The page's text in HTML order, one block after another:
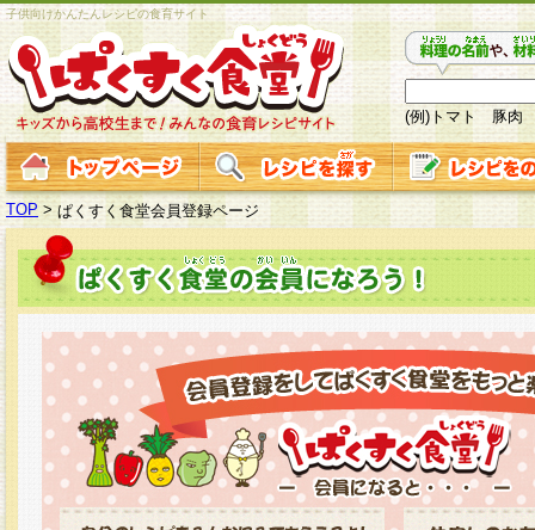
子供向けかんたんレシピの食育サイト
(例)トマト 豚肉
TOP > ぱくすく食堂会員登録ページ